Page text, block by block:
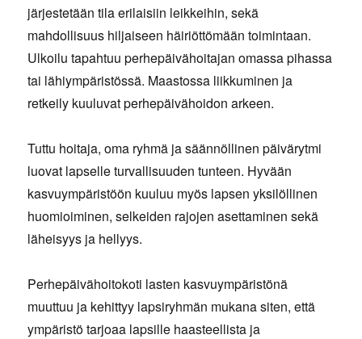
järjestetään tila erilaisiin leikkeihin, sekä
mahdollisuus hiljaiseen häiriöttömään toimintaan.
Ulkoilu tapahtuu perhepäivähoitajan omassa pihassa
tai lähiympäristössä. Maastossa liikkuminen ja
retkeily kuuluvat perhepäivähoidon arkeen.
Tuttu hoitaja, oma ryhmä ja säännöllinen päivärytmi
luovat lapselle turvallisuuden tunteen. Hyvään
kasvuympäristöön kuuluu myös lapsen yksilöllinen
huomioiminen, selkeiden rajojen asettaminen sekä
läheisyys ja hellyys.
Perhepäivähoitokoti lasten kasvuympäristönä
muuttuu ja kehittyy lapsiryhmän mukana siten, että
ympäristö tarjoaa lapsille haasteellista ja